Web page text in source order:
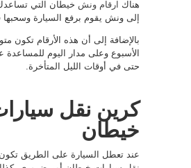
هناك ارقام ونش خيطان التي
إلى ونش يقوم برفع السيارة وسحبها
بالإضافة إلى أن هذه الأرقام تكون
الأسبوع وعلى مدار اليوم للمساعدة
حتى في أوقات الليل المتأخرة.
كرين نقل
خيطان
عند تعطل السيارة على الطريق